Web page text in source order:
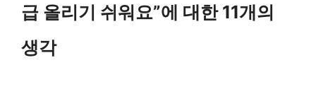
급 올리기 쉬워요”에 대한 11개의
생각